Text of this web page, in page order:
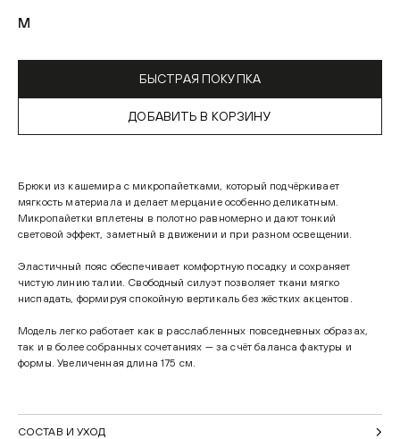
M
БЫСТРАЯ ПОКУПКА
ДОБАВИТЬ В КОРЗИНУ
Брюки из кашемира с микропайетками, который подчёркивает
мягкость материала и делает мерцание особенно деликатным.
Микропайетки вплетены в полотно равномерно и дают тонкий
световой эффект, заметный в движении и при разном освещении.
Эластичный пояс обеспечивает комфортную посадку и сохраняет
чистую линию талии. Свободный силуэт позволяет ткани мягко
ниспадать, формируя спокойную вертикаль без жёстких акцентов.
Модель легко работает как в расслабленных повседневных образах,
так и в более собранных сочетаниях — за счёт баланса фактуры и
формы. Увеличенная длина 175 см.
СОСТАВ И УХОД